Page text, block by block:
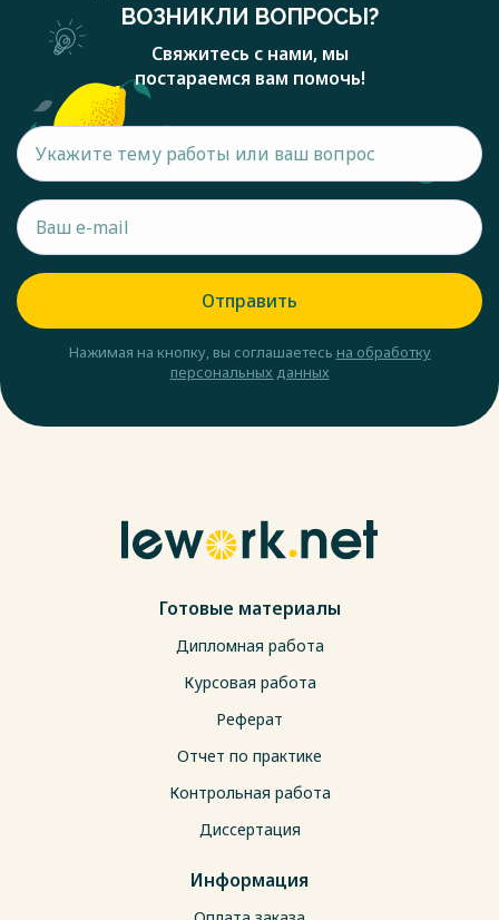
ВОЗНИКЛИ ВОПРОСЫ?
Свяжитесь с нами, мы
постараемся вам помочь!
Отправить
Нажимая на кнопку, вы соглашаетесь на обработку
персональных данных
Готовые материалы
Дипломная работа
Курсовая работа
Реферат
Отчет по практике
Контрольная работа
Диссертация
Информация